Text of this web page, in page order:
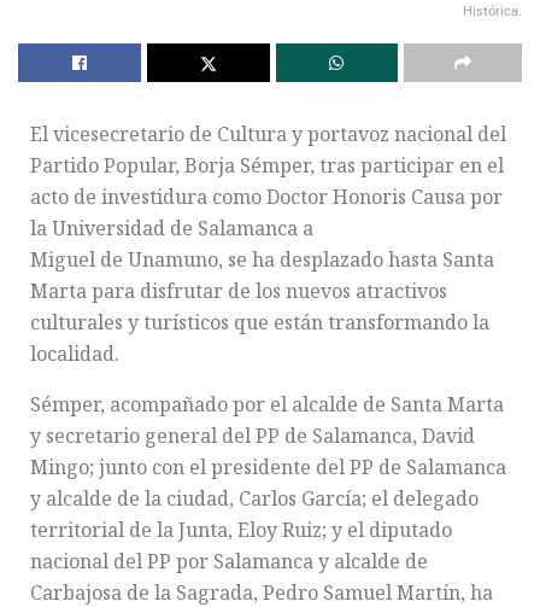
Histórica.
El vicesecretario de Cultura y portavoz nacional del
Partido Popular, Borja Sémper, tras participar en el
acto de investidura como Doctor Honoris Causa por
la Universidad de Salamanca a
Miguel de Unamuno, se ha desplazado hasta Santa
Marta para disfrutar de los nuevos atractivos
culturales y turísticos que están transformando la
localidad.
Sémper, acompañado por el alcalde de Santa Marta
y secretario general del PP de Salamanca, David
Mingo; junto con el presidente del PP de Salamanca
y alcalde de la ciudad, Carlos García; el delegado
territorial de la Junta, Eloy Ruiz; y el diputado
nacional del PP por Salamanca y alcalde de
Carbajosa de la Sagrada, Pedro Samuel Martín, ha